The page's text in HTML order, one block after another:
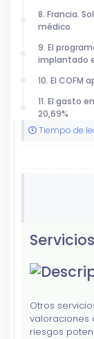
8. Francia.
médico
9. El
implantado
10. El COFM
11. El gasto
20,69%
Tiempo de
Otros
valoraciones
riesgos